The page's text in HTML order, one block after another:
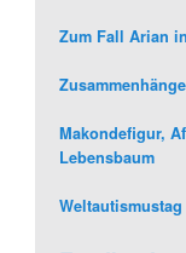
Zum Fall Arian
Zusammenhänge
Makondefigur,
Lebensbaum
Weltautismustag